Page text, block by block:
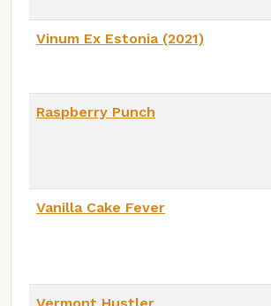
Vinum Ex Estonia (2021)
Raspberry Punch
Vanilla Cake Fever